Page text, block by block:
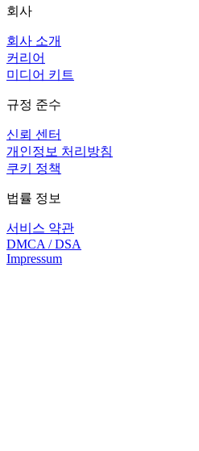
회사
회사 소개
커리어
미디어 키트
규정 준수
신뢰 센터
개인정보 처리방침
쿠키 정책
법률 정보
서비스 약관
DMCA / DSA
Impressum